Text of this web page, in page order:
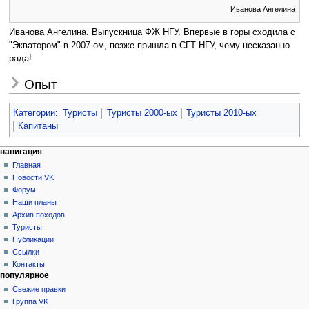
Иванова Ангелина
Иванова Ангелина. Выпускница ФЖ НГУ. Впервые в горы сходила с
"Экватором" в 2007-ом, позже пришла в СГТ НГУ, чему несказанно
рада!
Опыт
Категории: Туристы Туристы 2000-ых
Туристы 2010-ых
Капитаны
Н
а
в
и
а
ц
и
я
действия на странице
статья
обсуждение
читать
просмотр
кода
история
персональные инструменты
создать
учётную
запись
войти
навигация
Главная
Новости VK
Форум
Наши планы
Архив походов
Туристы
Публикации
Ссылки
Контакты
популярное
Свежие правки
Группа VK